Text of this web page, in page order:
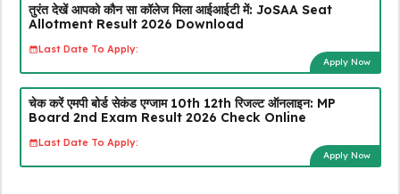
तुरंत देखें आपको कौन सा कॉलेज मिला आईआईटी में: JoSAA Seat
Allotment Result 2026 Download
Last Date To Apply:
Apply Now
चेक करें एमपी बोर्ड सेकंड एग्जाम 10th 12th रिजल्ट ऑनलाइन: MP
Board 2nd Exam Result 2026 Check Online
Last Date To Apply:
Apply Now